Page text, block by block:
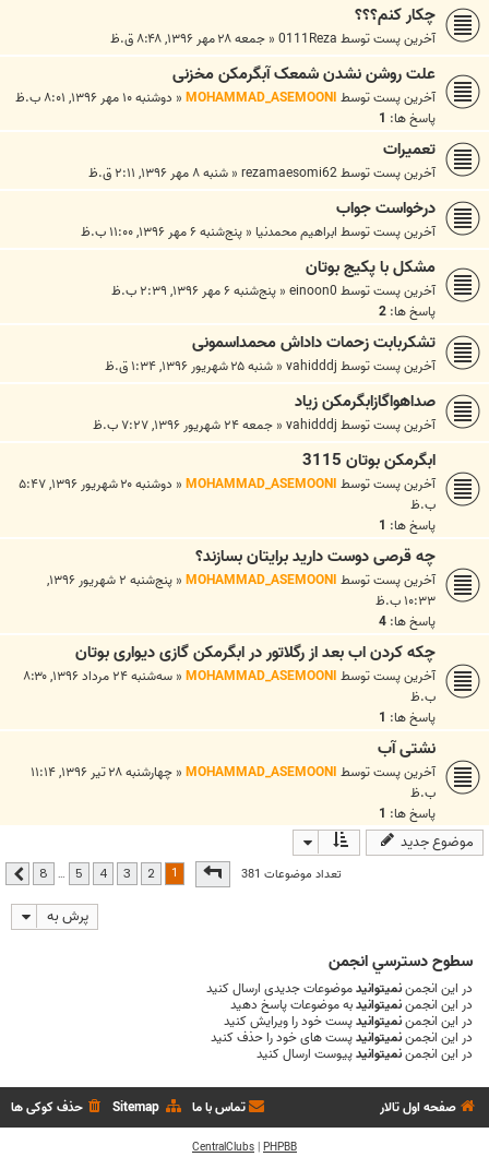
چکار کنم؟؟؟
آخرین پست توسط0111Reza
« جمعه ۲۸ مهر ۱۳۹۶, ۸:۴۸ ق.ظ
علت روشن نشدن شمعک آبگرمکن مخزنی
آخرین پست توسطMOHAMMAD_ASEMOONI
« دوشنبه ۱۰ مهر ۱۳۹۶, ۸:۰۱ ب.ظ
پاسخ ها: 1
تعمیرات
آخرین پست توسطrezamaesomi62
« شنبه ۸ مهر ۱۳۹۶, ۲:۱۱ ق.ظ
درخواست جواب
آخرین پست توسطابراهیم محمدنیا« پنج‌شنبه ۶ مهر ۱۳۹۶, ۱۱:۰۰ ب.ظ
مشکل با پکیج بوتان
آخرین پست توسطeinoon0
« پنج‌شنبه ۶ مهر ۱۳۹۶, ۲:۳۹ ب.ظ
پاسخ ها: 2
تشکربابت زحمات داداش محمداسمونی
آخرین پست توسطvahidddj
« شنبه ۲۵ شهریور ۱۳۹۶, ۱:۳۴ ق.ظ
صداهواگازابگرمکن زیاد
آخرین پست توسطvahidddj
« جمعه ۲۴ شهریور ۱۳۹۶, ۷:۲۷ ب.ظ
ابگرمکن بوتان 3115
آخرین پست توسطMOHAMMAD_ASEMOONI
«
دوشنبه ۲۰ شهریور ۱۳۹۶, ۵:۴۷
ب.ظ
پاسخ ها: 1
چه قرصی دوست دارید برایتان بسازند؟
آخرین پست توسطMOHAMMAD_ASEMOONI
«
پنج‌شنبه ۲ شهریور ۱۳۹۶,
۱۰:۳۳ ب.ظ
پاسخ ها: 4
چکه کردن اب بعد از رگلاتور در ابگرمکن گازی دیواری بوتان
آخرین پست توسطMOHAMMAD_ASEMOONI
«
سه‌شنبه ۲۴ مرداد ۱۳۹۶, ۸:۳۰
ب.ظ
پاسخ ها: 1
نشتی آب
آخرین پست توسطMOHAMMAD_ASEMOONI
«
چهارشنبه ۲۸ تیر ۱۳۹۶, ۱۱:۱۴
ب.ظ
پاسخ ها: 1
موضوع جدید
تعداد موضوعات 381صفحه از8
2
3
4
5
…
8 بعدی
پرش به
سطوح دسترسي انجمن
در این انجمننمیتوانیدموضوعات جدیدی ارسال کنید
در این انجمننمیتوانیدبه موضوعات پاسخ دهید
در این انجمننمیتوانیدپست خود را ویرایش کنید
در این انجمننمیتوانیدپست های خود را حذف کنید
در این انجمننمیتوانیدپیوست ارسال کنید
صفحه اول تالار حذف کوکی ها Sitemap تماس با ما
PHPBB
|
CentralClubs